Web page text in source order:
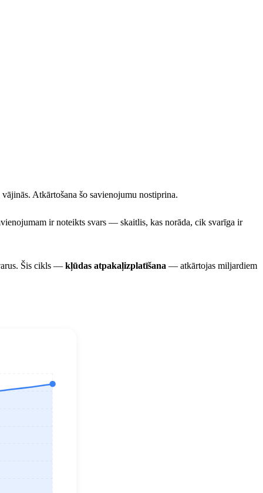
Atkārtošana šo savienojumu nostiprina.
ir noteikts svars — skaitlis, kas norāda, cik svarīga ir
Šis cikls — kļūdas atpakaļizplatīšana — atkārtojas miljardiem